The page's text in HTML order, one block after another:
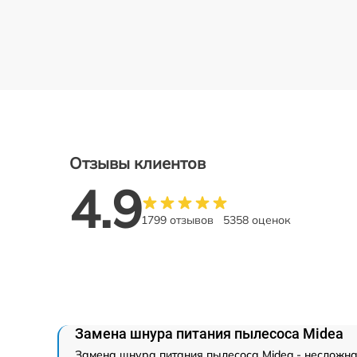
Отзывы клиентов
4.91799 отзывов 5358 оценок
Замена шнура питания пылесоса Midea